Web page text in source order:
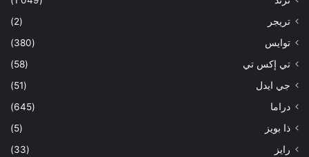
تريجر
(2)
توايس
(380)
تي إكس تي
(58)
جي ايدل
(51)
دراما
(645)
ذا بويز
(5)
رايز
(33)